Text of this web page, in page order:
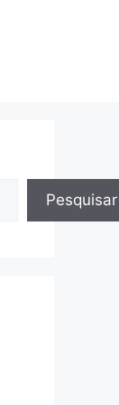
Pesquisar